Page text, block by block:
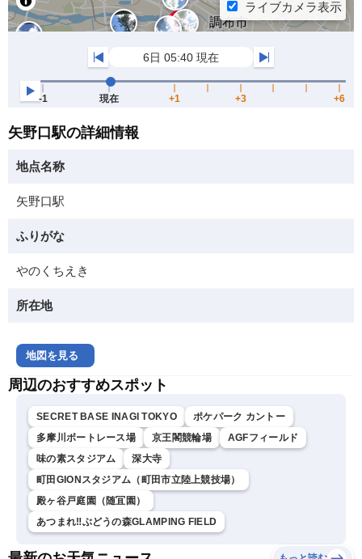
矢野口駅の詳細情報
地点名称
矢野口駅
ふりがな
やのくちえき
所在地
地図を見る
周辺のおすすめスポット
SECRET BASE INAGI TOKYO
ポケパーク カントー
多摩川ボートレース場
京王閣競輪場
AGFフィールド
味の素スタジアム
深大寺
町田GIONスタジアム（町田市立陸上競技場）
殿ヶ谷戸庭園（随冝園）
あつまれ‼ぶどうの森GLAMPING FIELD